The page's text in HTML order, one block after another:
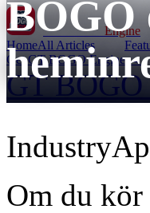
GT BOGO Engine
HomeAll Articles
Get GT BOGO Engine →
GT
BOGO
Industry
Om du